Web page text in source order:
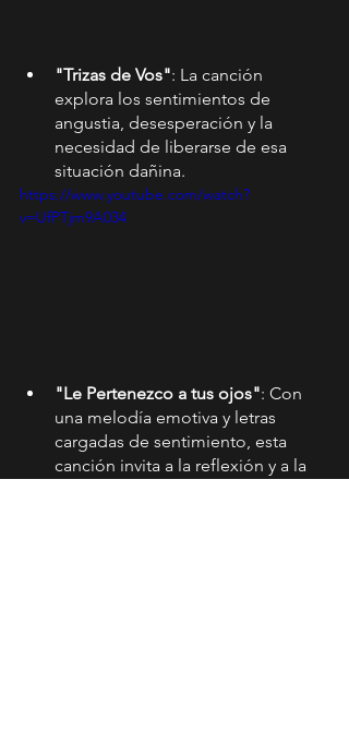
"Trizas de Vos": La canción
explora los sentimientos de
angustia, desesperación y la
necesidad de liberarse de esa
situación dañina.
https://www.youtube.com/watch?
v=UfPTjm9A034
"Le Pertenezco a tus ojos": Con
una melodía emotiva y letras
cargadas de sentimiento, esta
canción invita a la reflexión y a la